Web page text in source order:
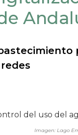
Imagen: Lago